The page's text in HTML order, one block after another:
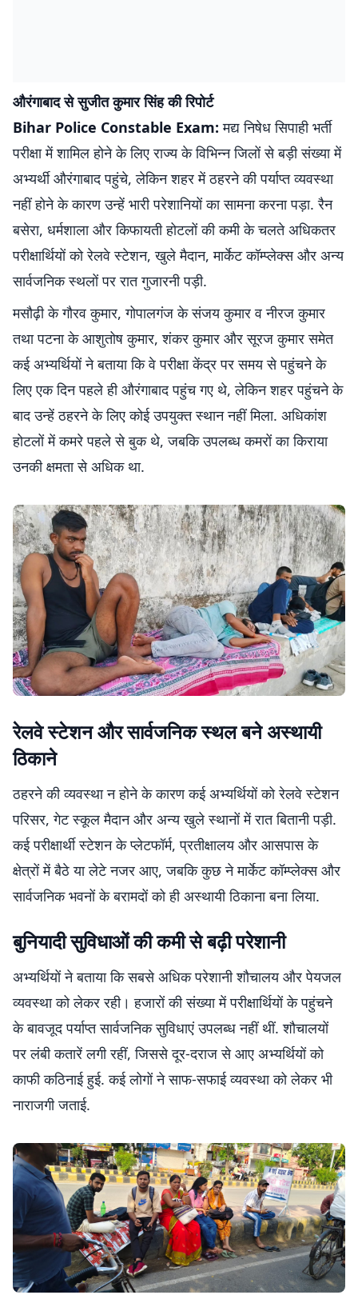
औरंगाबाद से सुजीत कुमार सिंह की रिपोर्ट
Bihar Police Constable Exam:मद्य निषेध सिपाही भर्ती
परीक्षा में शामिल होने के लिए राज्य के विभिन्न जिलों से बड़ी संख्या में
अभ्यर्थी औरंगाबाद पहुंचे, लेकिन शहर में ठहरने की पर्याप्त व्यवस्था
नहीं होने के कारण उन्हें भारी परेशानियों का सामना करना पड़ा. रैन
बसेरा, धर्मशाला और किफायती होटलों की कमी के चलते अधिकतर
परीक्षार्थियों को रेलवे स्टेशन, खुले मैदान, मार्केट कॉम्प्लेक्स और अन्य
सार्वजनिक स्थलों पर रात गुजारनी पड़ी.
मसौढ़ी के गौरव कुमार, गोपालगंज के संजय कुमार व नीरज कुमार
तथा पटना के आशुतोष कुमार, शंकर कुमार और सूरज कुमार समेत
कई अभ्यर्थियों ने बताया कि वे परीक्षा केंद्र पर समय से पहुंचने के
लिए एक दिन पहले ही औरंगाबाद पहुंच गए थे, लेकिन शहर पहुंचने के
बाद उन्हें ठहरने के लिए कोई उपयुक्त स्थान नहीं मिला. अधिकांश
होटलों में कमरे पहले से बुक थे, जबकि उपलब्ध कमरों का किराया
उनकी क्षमता से अधिक था.
रेलवे स्टेशन और सार्वजनिक स्थल बने अस्थायी
ठिकाने
ठहरने की व्यवस्था न होने के कारण कई अभ्यर्थियों को रेलवे स्टेशन
परिसर, गेट स्कूल मैदान और अन्य खुले स्थानों में रात बितानी पड़ी.
कई परीक्षार्थी स्टेशन के प्लेटफॉर्म, प्रतीक्षालय और आसपास के
क्षेत्रों में बैठे या लेटे नजर आए, जबकि कुछ ने मार्केट कॉम्प्लेक्स और
सार्वजनिक भवनों के बरामदों को ही अस्थायी ठिकाना बना लिया.
बुनियादी सुविधाओं की कमी से बढ़ी परेशानी
अभ्यर्थियों ने बताया कि सबसे अधिक परेशानी शौचालय और पेयजल
व्यवस्था को लेकर रही। हजारों की संख्या में परीक्षार्थियों के पहुंचने
के बावजूद पर्याप्त सार्वजनिक सुविधाएं उपलब्ध नहीं थीं. शौचालयों
पर लंबी कतारें लगी रहीं, जिससे दूर-दराज से आए अभ्यर्थियों को
काफी कठिनाई हुई. कई लोगों ने साफ-सफाई व्यवस्था को लेकर भी
नाराजगी जताई.